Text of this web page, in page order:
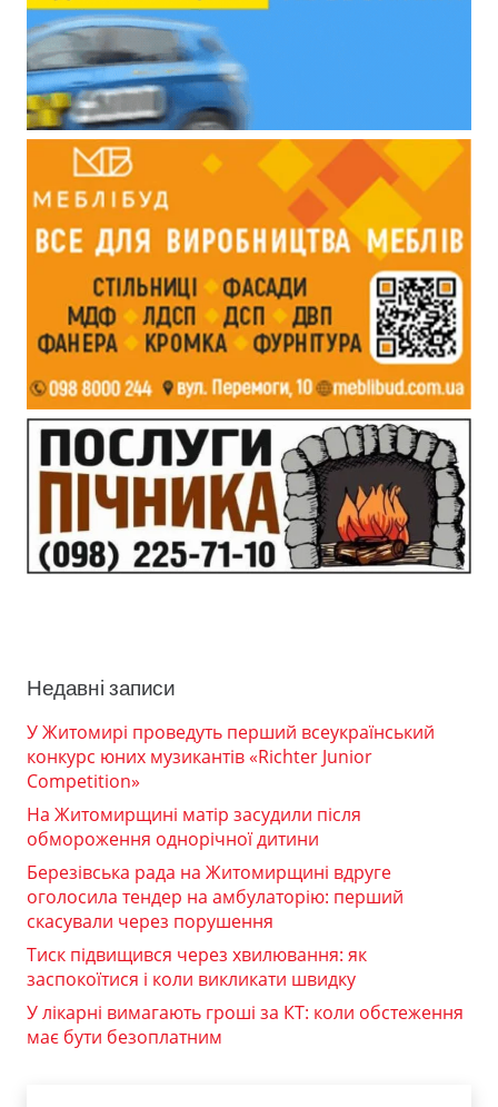
Недавні записи
У Житомирі проведуть перший всеукраїнський
конкурс юних музикантів «Richter Junior
Competition»
На Житомирщині матір засудили після
обмороження однорічної дитини
Березівська рада на Житомирщині вдруге
оголосила тендер на амбулаторію: перший
скасували через порушення
Тиск підвищився через хвилювання: як
заспокоїтися і коли викликати швидку
У лікарні вимагають гроші за КТ: коли обстеження
має бути безоплатним